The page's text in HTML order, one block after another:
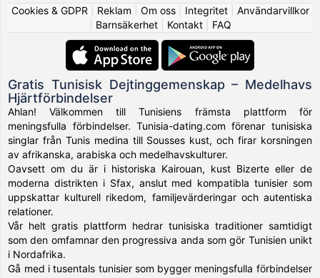
Cookies & GDPR
Reklam Om oss| Integritet| Användarvillkor
Barnsäkerhet| Kontakt| FAQ
Gratis Tunisisk Dejtinggemenskap – Medelhavs
Hjärtförbindelser
Ahlan! Välkommen till Tunisiens främsta plattform för
meningsfulla förbindelser. Tunisia-dating.com förenar tunisiska
singlar från Tunis medina till Sousses kust, och firar korsningen
av afrikanska, arabiska och medelhavskulturer.
Oavsett om du är i historiska Kairouan, kust Bizerte eller de
moderna distrikten i Sfax, anslut med kompatibla tunisier som
uppskattar kulturell rikedom, familjevärderingar och autentiska
relationer.
Vår helt gratis plattform hedrar tunisiska traditioner samtidigt
som den omfamnar den progressiva anda som gör Tunisien unikt
i Nordafrika.
Gå med i tusentals tunisier som bygger meningsfulla förbindelser